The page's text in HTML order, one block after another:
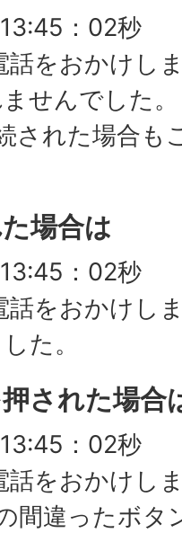
：02秒
話をおかけし
せんでした。
された場合も
場合は
：02秒
話をおかけし
た。
された場合
：02秒
話をおかけし
間違ったボタ